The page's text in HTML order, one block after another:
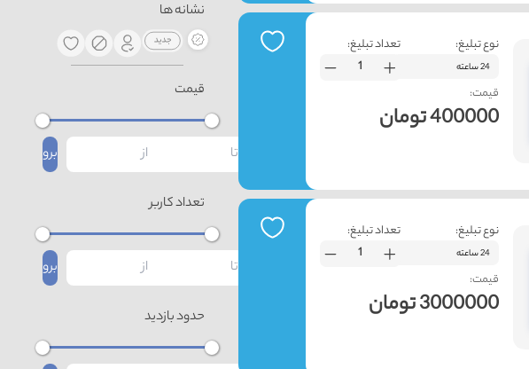
نشانه ها
قیمت
برو
تعداد کاربر
برو
حدود بازدید
نوع تبلیغ:
24 ساعته
تعداد تبلیغ:
قیمت:
400000 تومان
نوع تبلیغ:
24 ساعته
تعداد تبلیغ:
قیمت:
3000000 تومان